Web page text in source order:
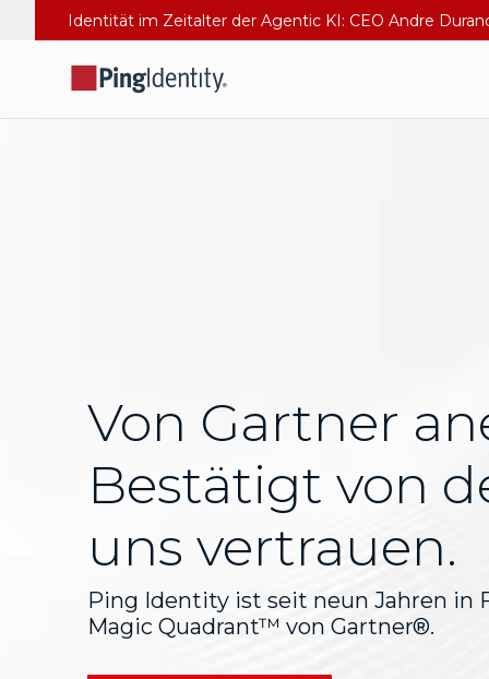
Identität im Zeitalter der Agentic KI: CEO Andre
Von Gartner
Bestätigt von
uns vertrauen.
Ping Identity ist seit neun Jahren in
Magic Quadrant™ von Gartner®.